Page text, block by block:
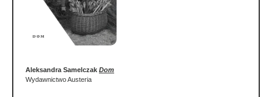
Aleksandra Samelczak Dom
Wydawnictwo Austeria